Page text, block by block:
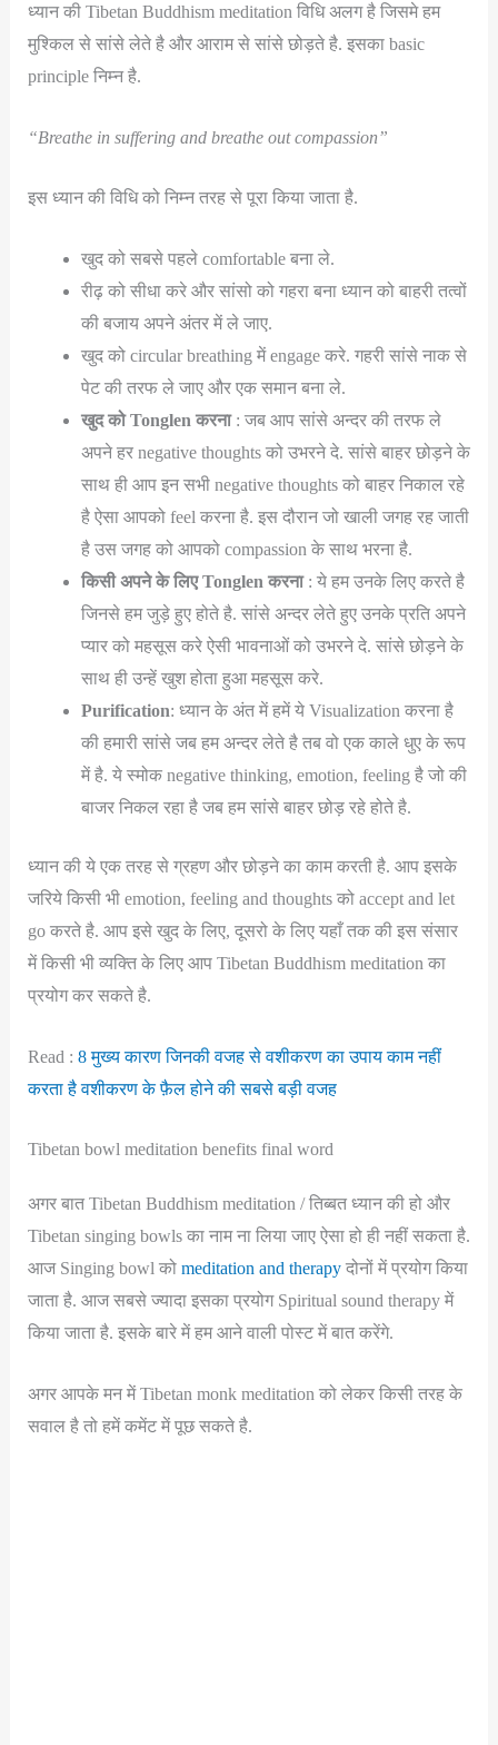
ध्यान की Tibetan Buddhism meditation विधि अलग है जिसमे हम
मुश्किल से सांसे लेते है और आराम से सांसे छोड़ते है. इसका basic
principle निम्न है.
“Breathe in suffering and breathe out compassion”
इस ध्यान की विधि को निम्न तरह से पूरा किया जाता है.
खुद को सबसे पहले comfortable बना ले.
रीढ़ को सीधा करे और सांसो को गहरा बना ध्यान को बाहरी तत्वों
की बजाय अपने अंतर में ले जाए.
खुद को circular breathing में engage करे. गहरी सांसे नाक से
पेट की तरफ ले जाए और एक समान बना ले.
खुद कोTonglen करना: जब आप सांसे अन्दर की तरफ ले
अपने हर negative thoughts को उभरने दे. सांसे बाहर छोड़ने के
साथ ही आप इन सभी negative thoughts को बाहर निकाल रहे
है ऐसा आपको feel करना है. इस दौरान जो खाली जगह रह जाती
है उस जगह को आपको compassion के साथ भरना है.
किसी अपने के लिएTonglen करना: ये हम उनके लिए करते है
जिनसे हम जुड़े हुए होते है. सांसे अन्दर लेते हुए उनके प्रति अपने
प्यार को महसूस करे ऐसी भावनाओं को उभरने दे. सांसे छोड़ने के
साथ ही उन्हें खुश होता हुआ महसूस करे.
Purification: ध्यान के अंत में हमें ये Visualization करना है
की हमारी सांसे जब हम अन्दर लेते है तब वो एक काले धुए के रूप
में है. ये स्मोक negative thinking, emotion, feeling है जो की
बाजर निकल रहा है जब हम सांसे बाहर छोड़ रहे होते है.
ध्यान की ये एक तरह से ग्रहण और छोड़ने का काम करती है. आप इसके
जरिये किसी भी emotion, feeling and thoughts को accept and let
go करते है. आप इसे खुद के लिए, दूसरो के लिए यहाँ तक की इस संसार
में किसी भी व्यक्ति के लिए आप Tibetan Buddhism meditation का
प्रयोग कर सकते है.
Read : 8 मुख्य कारण जिनकी वजह से वशीकरण का उपाय काम नहीं
करता है वशीकरण के फ़ैल होने की सबसे बड़ी वजह
Tibetan bowl meditation benefits final word
अगर बात Tibetan Buddhism meditation / तिब्बत ध्यान की हो और
Tibetan singing bowls का नाम ना लिया जाए ऐसा हो ही नहीं सकता है.
आज Singing bowl को meditation and therapyदोनों में प्रयोग किया
जाता है. आज सबसे ज्यादा इसका प्रयोग Spiritual sound therapy में
किया जाता है. इसके बारे में हम आने वाली पोस्ट में बात करेंगे.
अगर आपके मन में Tibetan monk meditation को लेकर किसी तरह के
सवाल है तो हमें कमेंट में पूछ सकते है.